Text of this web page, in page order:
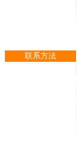
联系方法